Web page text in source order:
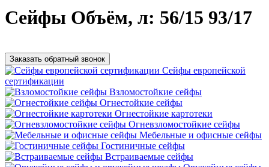
Сейфы Объём, л: 56/15 93/17
Заказать обратный звонок
Сейфы европейской
сертификации
Взломостойкие сейфы
Огнестойкие сейфы
Огнестойкие картотеки
Огневзломостойкие сейфы
Мебельные и офисные сейфы
Гостиничные сейфы
Встраиваемые сейфы